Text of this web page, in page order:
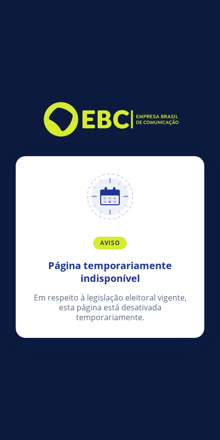
AVISO
Página temporariamente
indisponível
Em respeito à legislação eleitoral vigente,
esta página está desativada
temporariamente.